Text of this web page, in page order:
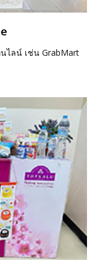
ไลน์ เช่น GrabMart